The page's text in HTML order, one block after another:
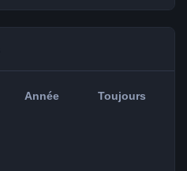
Année Toujours